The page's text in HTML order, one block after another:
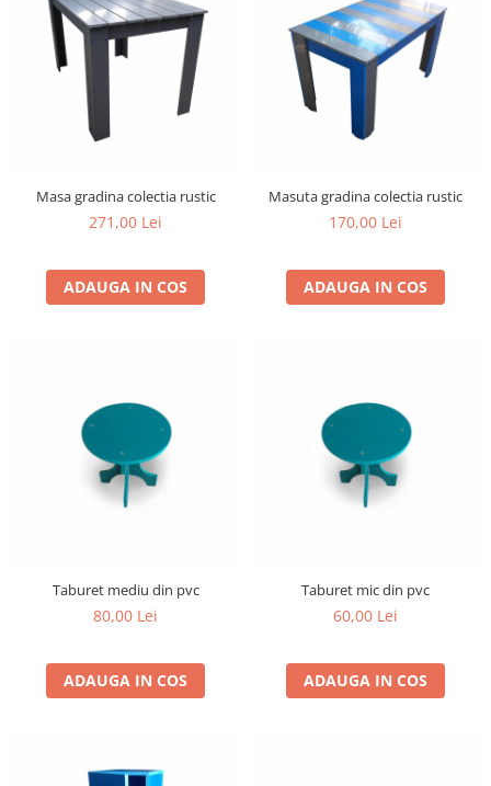
Masa gradina colectia rustic
271,00 Lei
ADAUGA IN COS
Masuta gradina colectia rustic
170,00 Lei
ADAUGA IN COS
Taburet mediu din pvc
80,00 Lei
ADAUGA IN COS
Taburet mic din pvc
60,00 Lei
ADAUGA IN COS